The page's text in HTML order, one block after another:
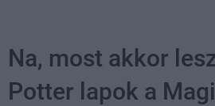
Na, most akkor
Potter lapok a